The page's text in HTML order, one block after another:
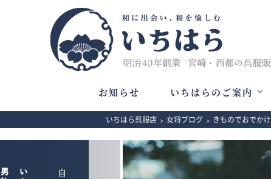
お知らせ いちはらのご案内
いちはら呉服店 > 女将ブログ > きものでおでかけ